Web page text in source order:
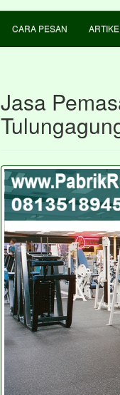
CARA PESAN ARTIKEL
Jasa